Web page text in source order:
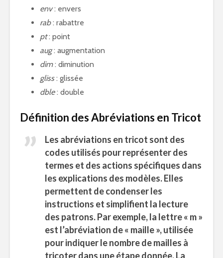
env: envers
rab: rabattre
pt: point
aug: augmentation
dim: diminution
gliss: glissée
dble: double
Définition des Abréviations en Tricot
Les abréviations en tricot sont des
codes utilisés pour représenter des
termes et des actions spécifiques dans
les explications des modèles. Elles
permettent de condenser les
instructions et simplifient la lecture
des patrons. Par exemple, la lettre « m »
est l’abréviation de « maille », utilisée
pour indiquer le nombre de mailles à
tricoter dans une étape donnée. La